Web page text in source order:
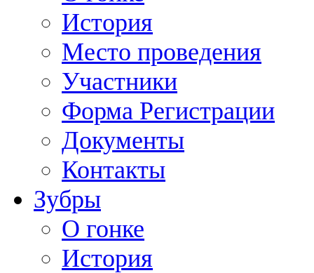
История
Место проведения
Участники
Форма Регистрации
Документы
Контакты
Зубры
О гонке
История